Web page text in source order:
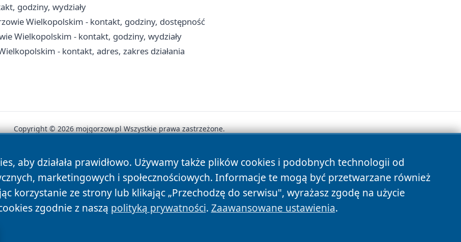
godziny, wydziały
Wielkopolskim - kontakt, godziny, dostępność
Wielkopolskim - kontakt, godziny, wydziały
- kontakt, adres, zakres działania
aby działała prawidłowo. Używamy także plików cookies i podobnych technologii od
marketingowych i społecznościowych. Informacje te mogą być przetwarzane również
korzystanie ze strony lub klikając „Przechodzę do serwisu", wyrażasz zgodę na użycie
zgodnie z naszą polityką prywatności. Zaawansowane ustawienia.
Copyright © 2026 mojgorzow.pl Wszystkie prawa zastrzeżone.
News Autorzy Polityka Prywatności Polityka Cookies